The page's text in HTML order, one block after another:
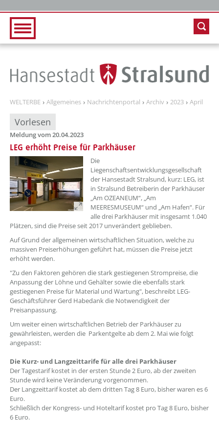
WELTERBE Allgemeines Nachrichtenportal Archiv 2023 April
Vorlesen
Meldung vom 20.04.2023
LEG erhöht Preise für Parkhäuser
??? absaetzeOben[1]/titel ???
Die
Liegenschaftsentwicklungsgesellschaft
der Hansestadt Stralsund, kurz: LEG, ist
in Stralsund Betreiberin der Parkhäuser
„Am OZEANEUM“, „Am
MEERESMUSEUM“ und „Am Hafen“. Für
alle drei Parkhäuser mit insgesamt 1.040
Plätzen, sind die Preise seit 2017 unverändert geblieben.
Auf Grund der allgemeinen wirtschaftlichen Situation, welche zu
massiven Preiserhöhungen geführt hat, müssen die Preise jetzt
erhöht werden.
"Zu den Faktoren gehören die stark gestiegenen Strompreise, die
Anpassung der Löhne und Gehälter sowie die ebenfalls stark
gestiegenen Preise für Material und Wartung", beschreibt LEG-
Geschäftsführer Gerd Habedank die Notwendigkeit der
Preisanpassung.
Um weiter einen wirtschaftlichen Betrieb der Parkhäuser zu
gewährleisten, werden die Parkentgelte ab dem 2. Mai wie folgt
angepasst:
Die Kurz- und Langzeittarife für alle drei Parkhäuser
Der Tagestarif kostet in der ersten Stunde 2 Euro, ab der zweiten
Stunde wird keine Veränderung vorgenommen.
Der Langzeittarif kostet ab dem dritten Tag 8 Euro, bisher waren es 6
Euro.
Schließlich der Kongress- und Hoteltarif kostet pro Tag 8 Euro, bisher
6 Euro.